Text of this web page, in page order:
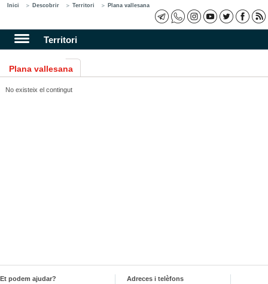
Inici Descobrir Territori Plana vallesana
Territori
Plana vallesana
No existeix el contingut
Et podem ajudar?
Adreces i telèfons